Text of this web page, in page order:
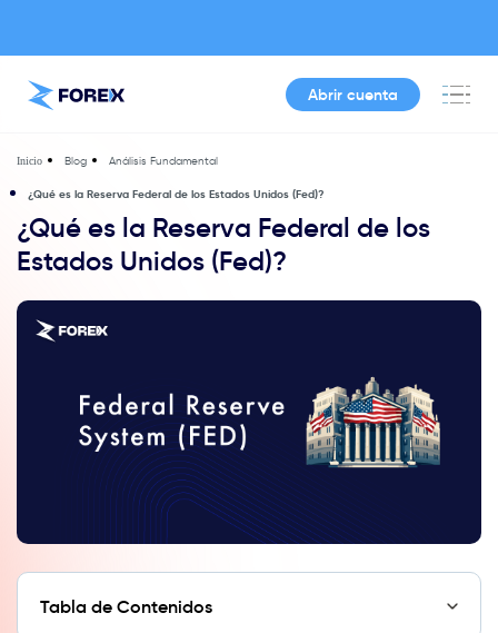
Abrir cuenta
Inicio Blog Análisis Fundamental
¿Qué es la Reserva Federal de los Estados Unidos (Fed)?
¿Qué es la Reserva Federal de los
Estados Unidos (Fed)?
Tabla de Contenidos